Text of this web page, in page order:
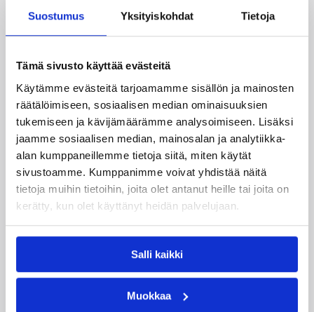
Suostumus Yksityiskohdat Tietoja
Tämä sivusto käyttää evästeitä
Käytämme evästeitä tarjoamamme sisällön ja mainosten
räätälöimiseen, sosiaalisen median ominaisuuksien
tukemiseen ja kävijämäärämme analysoimiseen. Lisäksi
jaamme sosiaalisen median, mainosalan ja analytiikka-
alan kumppaneillemme tietoja siitä, miten käytät
sivustoamme. Kumppanimme voivat yhdistää näitä
tietoja muihin tietoihin, joita olet antanut heille tai joita on
kerätty, kun olet käyttänyt heidän palvelujaan.
Salli kaikki
Muokkaa
Miesten I divisioona A 24.07.2026 14:03
Miesten Divari A:ssa koko
joukko pelaajauutisia
Kokoonpanot miesten divisioonakaudelle 2026-
2027 ovat vahvistumassa hyvää vauhtia.
Pelaajasopimuksistaan tulevalle kaudelle ovat
viime päivinä ilmoittaneet mm. Torpan Pojat,
Äänekosken Huima, KaU Karkkila sekä Namika
Lappeenranta.